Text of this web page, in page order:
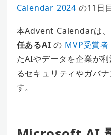
Calendar 2024 の11日
本Advent Calendarは
任あるAI の MVP受賞者
たAIやデータを企業が
るセキュリティやガバ
す。